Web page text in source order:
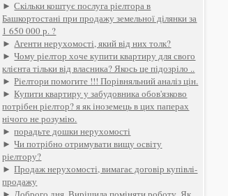
►Скільки коштує послуга ріелтора в
Башкортостані при продажу земельної ділянки за
1 650 000 р. ?
►Агенти нерухомості, який від них толк?
►Чому ріелтор хоче купити квартиру для свого
клієнта тільки від власника? Якось це підозріло ..
►Ріелтори помогите !!! Порівняльний аналіз цін.
►Купити квартиру у забудовника обов'язково
потрібен ріелтор? я як іноземець в цих паперах
нічого не розумію.
►порадьте дошки нерухомості
►Чи потрібно отримувати вищу освіту
ріелтору?
►Продаж нерухомості, вимагає договір купівлі-
продажу